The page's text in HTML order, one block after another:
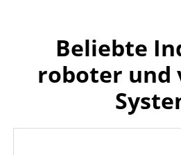
Beliebte
roboter und